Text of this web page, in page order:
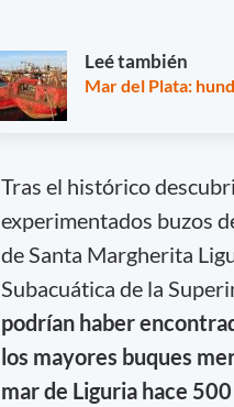
Leé también
Mar del Plata:
Tras el histórico
experimentados buzos
de Santa Margherita
Subacuática de la
podrían haber
los mayores buques
mar de Liguria hace